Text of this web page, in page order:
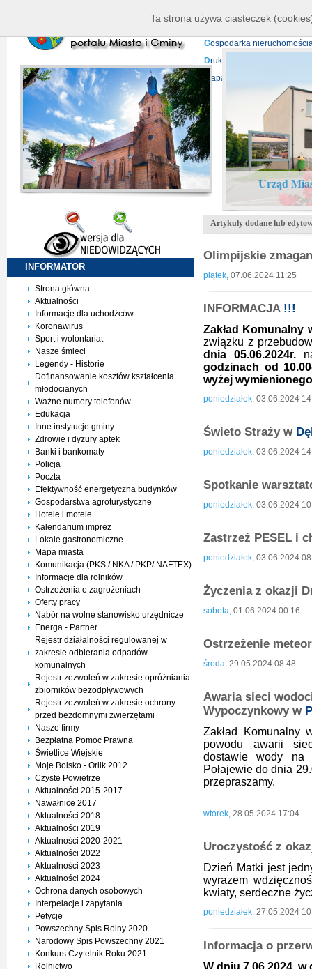
P
rojekty europejskie
Gospodarka
Druki do pobrania
Mapa serwisu
Urząd
INFORMATOR
Strona główna
Aktualności
Informacje dla uchodźców
Koronawirus
Sport i wolontariat
Nasze śmieci
Legendy - Historie
Dofinansowanie kosztów kształcenia
młodocianych
Ważne numery telefonów
Edukacja
Inne instytucje gminy
Zdrowie i dyżury aptek
Banki i bankomaty
Policja
Poczta
Efektywność energetyczna budynków
Gospodarstwa agroturystyczne
Hotele i motele
Kalendarium imprez
Lokale gastronomiczne
Mapa miasta
Komunikacja (PKS / NKA / PKP/ NAFTEX)
Informacje dla rolników
Ostrzeżenia o zagrożeniach
Oferty pracy
Nabór na wolne stanowisko urzędnicze
Energa - Partner
Rejestr działalności regulowanej w
zakresie odbierania odpadów
komunalnych
Rejestr zezwoleń w zakresie opróżniania
zbiorników bezodpływowych
Rejestr zezwoleń w zakresie ochrony
przed bezdomnymi zwierzętami
Nasze firmy
Bezpłatna Pomoc Prawna
Świetlice Wiejskie
Moje Boisko - Orlik 2012
Czyste Powietrze
Aktualności 2015-2017
Nawałnice 2017
Aktualności 2018
Aktualności 2019
Aktualności 2020-2021
Aktualności 2022
Aktualności 2023
Aktualności 2024
Ochrona danych osobowych
Interpelacje i zapytania
Petycje
Powszechny Spis Rolny 2020
Narodowy Spis Powszechny 2021
Konkurs Czytelnik Roku 2021
Rolnictwo
Artykuły dodane lub
Olimpijskie
piątek, 07.06.2024 11:25
INFORMACJA !!!
Zakład Komunalny
związku z
dnia 05.06.2024r.
godzinach od
wyżej
poniedziałek, 03.06.2024
Świeto Straży w
poniedziałek, 03.06.2024
Spotkanie
poniedziałek, 03.06.2024
Zastrzeż PESEL i
poniedziałek, 03.06.2024
Życzenia z okazji
sobota, 01.06.2024 00:16
Ostrzeżenie
środa, 29.05.2024 08:48
Awaria sieci
Wypoczynkowy w
Zakład Komunalny
powodu awarii
dostawie wody na
Połajewie do dnia
przepraszamy.
wtorek, 28.05.2024 17:04
Uroczystość z
Dzień Matki jest
wyrazem
kwiaty, serdeczne
poniedziałek, 27.05.2024
Informacja o
W dniu 7.06.2024 w
Ta strona używa ciasteczek